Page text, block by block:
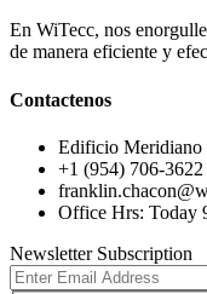
En WiTecc, nos
de manera eficiente y
Contactenos
Edificio Meridiano
+1 (954) 706-3622
Office Hrs: Today
Newsletter Subscription